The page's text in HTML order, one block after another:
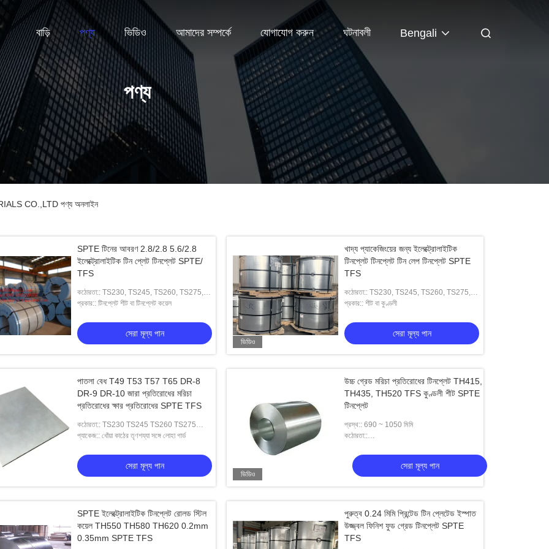
বাড়ি পণ্য ভিডিও আমাদের সম্পর্কে যোগাযোগ করুন ঘটনাবলী Bengali
পণ্য
CO.,LTD পণ্য অনলাইন
SPTE টিনের আবরণ 2.8/2.8 5.6/2.8
ইলেক্ট্রোলাইটিক টিন প্লেট টিনপ্লেট SPTE/
TFS
কঠোরতা:: TS230, TS245, TS260, TS275,
TS290, TH415, TH435, TH520, TH550,
প্রকার:: টিনপ্লেট শীট বা টিনপ্লেট কয়েল
সেরা মূল্য পান
ভিডিও
খাদ্য প্যাকেজিংয়ের জন্য ইলেক্ট্রোলাইটিক
টিনপ্লেট টিনপ্লেট টিন লেপ টিনপ্লেট SPTE
TFS
কঠোরতা:: TS230, TS245, TS260, TS275,
TS290, TH415, TH435, TH520, TH550,
প্রকার:: শীট বা কুণ্ডলী
সেরা মূল্য পান
পাতলা বেধ T49 T53 T57 T65 DR-8
DR-9 DR-10 জারা প্রতিরোধের মরিচা
প্রতিরোধের ক্ষার প্রতিরোধের SPTE TFS
কঠোরতা:: TS230 TS245 TS260 TS275
TS290 TH415 TH435 TH520 TH550
প্যাকেজ:: ধোঁয়া কাঠের তৃণশয্যা সঙ্গে লোহা গার্ড
সেরা মূল্য পান
ভিডিও
উচ্চ গ্রেড মরিচা প্রতিরোধের টিনপ্লেট TH415,
TH435, TH520 TFS কুণ্ডলী শীট SPTE
টিনপ্লেট
প্রস্থ:: 690 ~ 1050 মিমি
কঠোরতা::
সেরা মূল্য পান
SPTE ইলেক্ট্রোলাইটিক টিনপ্লেট রোলড স্টিল
কয়েল TH550 TH580 TH620 0.2mm
0.35mm SPTE TFS
পুরুত্ব 0.24 মিমি প্রিন্টেড টিন প্লেটেড ইস্পাত
উজ্জ্বল ফিনিশ ফুড গ্রেড টিনপ্লেট SPTE
TFS